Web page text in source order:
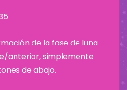
de la fase de luna
anterior, simplemente
de abajo.